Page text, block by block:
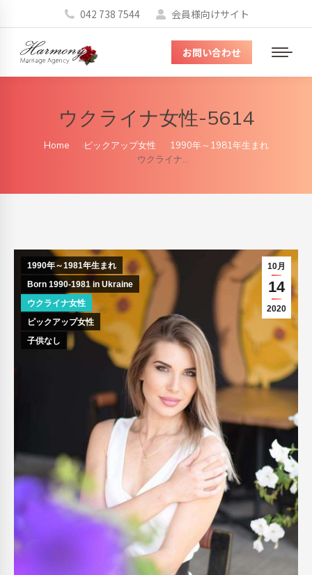
042 738 7544 会員様向けサイト
メ
ニ
お問い合わせ
ウクライナ女性-5614
You are here:
Home ピックアップ女性
1990年～1981年生まれ
ウクライナ…
10月
14
2020
1990年～1981年生まれ
Born 1990-1981 in Ukraine
ウクライナ女性
ピックアップ女性
子供なし